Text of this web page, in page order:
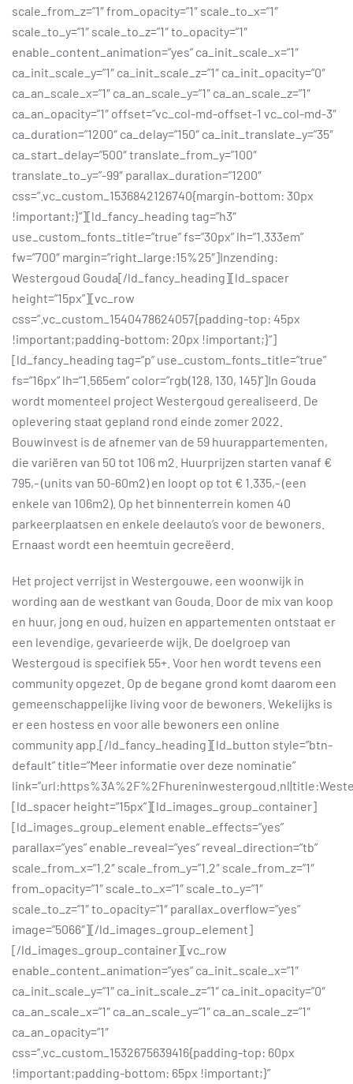
scale_from_z=”1″ from_opacity=”1″ scale_to_x=”1″
scale_to_y=”1″ scale_to_z=”1″ to_opacity=”1″
enable_content_animation=”yes” ca_init_scale_x=”1″
ca_init_scale_y=”1″ ca_init_scale_z=”1″ ca_init_opacity=”0″
ca_an_scale_x=”1″ ca_an_scale_y=”1″ ca_an_scale_z=”1″
ca_an_opacity=”1″ offset=”vc_col-md-offset-1 vc_col-md-3″
ca_duration=”1200″ ca_delay=”150″ ca_init_translate_y=”35″
ca_start_delay=”500″ translate_from_y=”100″
translate_to_y=”-99″ parallax_duration=”1200″
css=”.vc_custom_1536842126740{margin-bottom: 30px
!important;}”][ld_fancy_heading tag=”h3″
use_custom_fonts_title=”true” fs=”30px” lh=”1.333em”
fw=”700″ margin=”right_large:15%25″]Inzending:
Westergoud Gouda[/ld_fancy_heading][ld_spacer
height=”15px”][vc_row
css=”.vc_custom_1540478624057{padding-top: 45px
!important;padding-bottom: 20px !important;}”]
[ld_fancy_heading tag=”p” use_custom_fonts_title=”true”
fs=”16px” lh=”1.565em” color=”rgb(128, 130, 145)”]In Gouda
wordt momenteel project Westergoud gerealiseerd. De
oplevering staat gepland rond einde zomer 2022.
Bouwinvest is de afnemer van de 59 huurappartementen,
die variëren van 50 tot 106 m2. Huurprijzen starten vanaf €
795,- (units van 50-60m2) en loopt op tot € 1.335,- (een
enkele van 106m2). Op het binnenterrein komen 40
parkeerplaatsen en enkele deelauto’s voor de bewoners.
Ernaast wordt een heemtuin gecreëerd.
Het project verrijst in Westergouwe, een woonwijk in
wording aan de westkant van Gouda. Door de mix van koop
en huur, jong en oud, huizen en appartementen ontstaat er
een levendige, gevarieerde wijk. De doelgroep van
Westergoud is specifiek 55+. Voor hen wordt tevens een
community opgezet. Op de begane grond komt daarom een
gemeenschappelijke living voor de bewoners. Wekelijks is
er een hostess en voor alle bewoners een online
community app.[/ld_fancy_heading][ld_button style=”btn-
default” title=”Meer informatie over deze nominatie”
[ld_spacer height=”15px”][ld_images_group_container]
[ld_images_group_element enable_effects=”yes”
parallax=”yes” enable_reveal=”yes” reveal_direction=”tb”
scale_from_x=”1.2″ scale_from_y=”1.2″ scale_from_z=”1″
from_opacity=”1″ scale_to_x=”1″ scale_to_y=”1″
scale_to_z=”1″ to_opacity=”1″ parallax_overflow=”yes”
image=”5066″][/ld_images_group_element]
[/ld_images_group_container][vc_row
enable_content_animation=”yes” ca_init_scale_x=”1″
ca_init_scale_y=”1″ ca_init_scale_z=”1″ ca_init_opacity=”0″
ca_an_scale_x=”1″ ca_an_scale_y=”1″ ca_an_scale_z=”1″
ca_an_opacity=”1″
css=”.vc_custom_1532675639416{padding-top: 60px
!important;padding-bottom: 65px !important;}”